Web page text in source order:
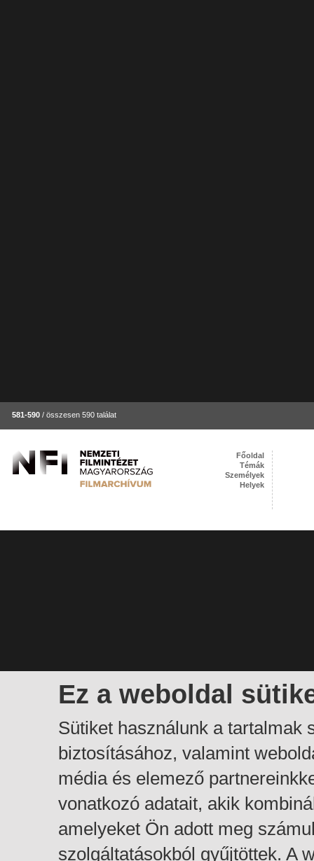
581-590 / összesen 590 találat
Ez a weboldal
Sütiket használunk a tartalmak
biztosításához, valamint
média és elemező
vonatkozó adatait, akik
amelyeket Ön adott meg
szolgáltatásokból gyűjtöttek. A
Főoldal
Témák
Személyek
Helyek